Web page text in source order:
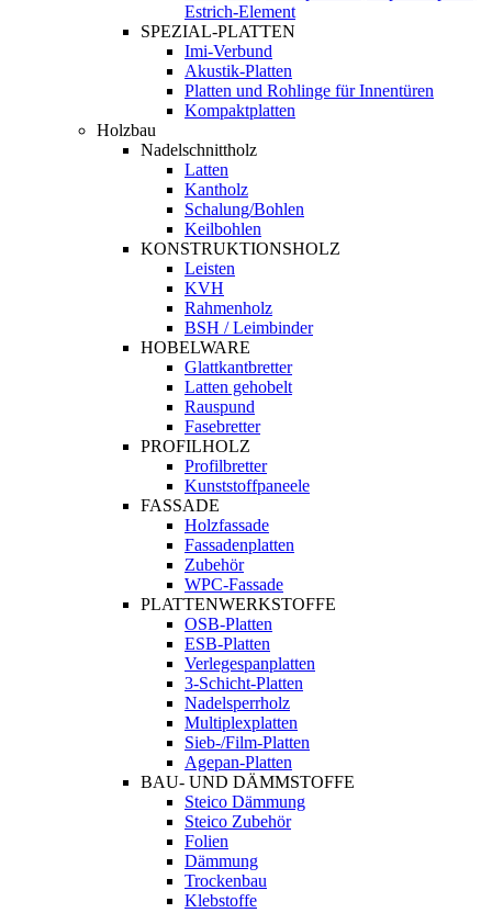
Estrich-Element
SPEZIAL-PLATTEN
Imi-Verbund
Akustik-Platten
Platten und Rohlinge für Innentüren
Kompaktplatten
Holzbau
Nadelschnittholz
Latten
Kantholz
Schalung/Bohlen
Keilbohlen
KONSTRUKTIONSHOLZ
Leisten
KVH
Rahmenholz
BSH / Leimbinder
HOBELWARE
Glattkantbretter
Latten gehobelt
Rauspund
Fasebretter
PROFILHOLZ
Profilbretter
Kunststoffpaneele
FASSADE
Holzfassade
Fassadenplatten
Zubehör
WPC-Fassade
PLATTENWERKSTOFFE
OSB-Platten
ESB-Platten
Verlegespanplatten
3-Schicht-Platten
Nadelsperrholz
Multiplexplatten
Sieb-/Film-Platten
Agepan-Platten
BAU- UND DÄMMSTOFFE
Steico Dämmung
Steico Zubehör
Folien
Dämmung
Trockenbau
Klebstoffe